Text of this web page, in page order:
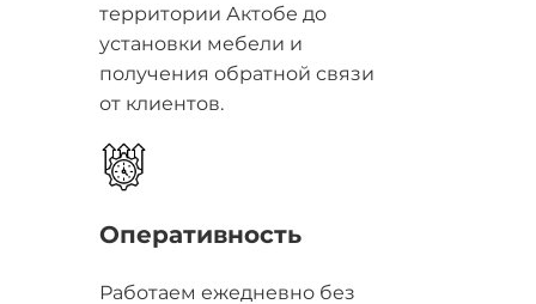
территории Актобе до
установки мебели и
получения обратной связи
от клиентов.
Оперативность
Работаем ежедневно без